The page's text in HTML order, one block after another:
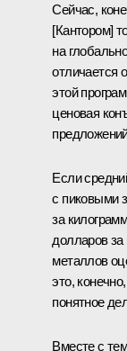
Сейчас,
[Кантором]
на
отличается
этой
ценовая
Если
с пиковыми
за
долларов
металлов
это,
понятное
Вместе с